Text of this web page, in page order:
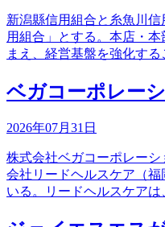
新潟縣信用組合と糸魚川
用組合」とする。本店・
まえ、経営基盤を強化す
ベガコーポレー
2026年07月31日
株式会社ベガコーポレー
会社リードヘルスケア（
いる。リードヘルスケア